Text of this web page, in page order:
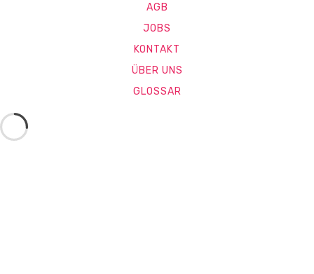
AGB
JOBS
KONTAKT
ÜBER UNS
GLOSSAR